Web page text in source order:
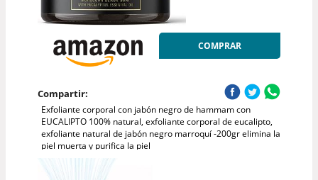
COMPRAR
Compartir:
Exfoliante corporal con jabón negro de hammam con
EUCALIPTO 100% natural, exfoliante corporal de eucalipto,
exfoliante natural de jabón negro marroquí -200gr elimina la
piel muerta y purifica la piel